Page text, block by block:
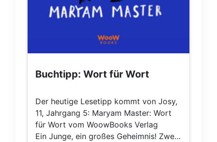
Buchtipp: Wort für Wort
Der heutige Lesetipp kommt von Josy,
11, Jahrgang 5: Maryam Master: Wort
für Wort vom WoowBooks Verlag
Ein Junge, ein großes Geheimnis! Zwei